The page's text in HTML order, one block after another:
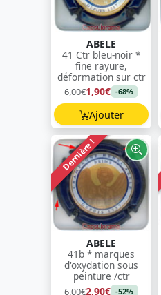
ABELE
41 Ctr bleu-noir *
fine rayure,
déformation sur ctr
6,00€1,90€ -68%
Ajouter
Dernière !
ABELE
41b * marques
d'oxydation sous
peinture /ctr
6,00€2,90€ -52%